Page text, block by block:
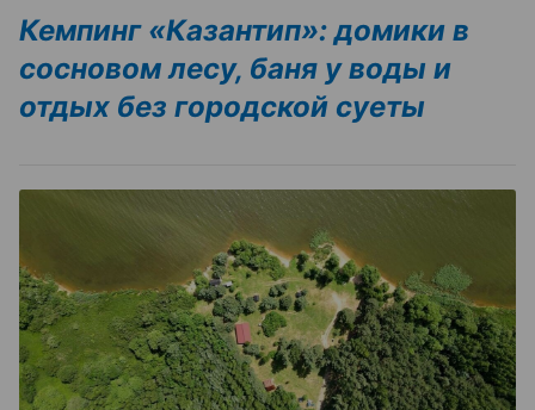
Кемпинг «Казантип»: домики в
сосновом лесу, баня у воды и
отдых без городской суеты